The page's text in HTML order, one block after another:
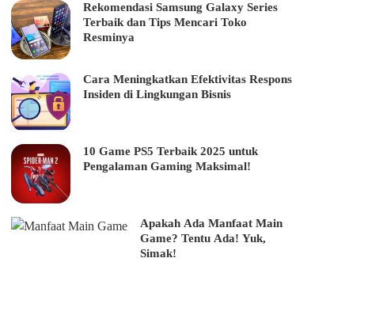
Rekomendasi Samsung Galaxy Series
Terbaik dan Tips Mencari Toko
Resminya
Cara Meningkatkan Efektivitas Respons
Insiden di Lingkungan Bisnis
10 Game PS5 Terbaik 2025 untuk
Pengalaman Gaming Maksimal!
Apakah Ada Manfaat Main
Game? Tentu Ada! Yuk,
Simak!